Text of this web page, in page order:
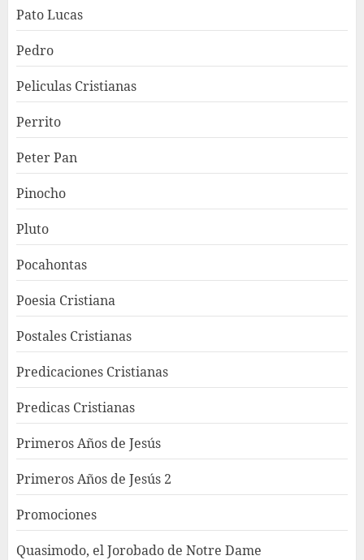
Pato Lucas
Pedro
Peliculas Cristianas
Perrito
Peter Pan
Pinocho
Pluto
Pocahontas
Poesia Cristiana
Postales Cristianas
Predicaciones Cristianas
Predicas Cristianas
Primeros Años de Jesús
Primeros Años de Jesús 2
Promociones
Quasimodo, el Jorobado de Notre Dame